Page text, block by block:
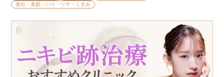
美白・美肌・ハリ・ツヤ・くすみ